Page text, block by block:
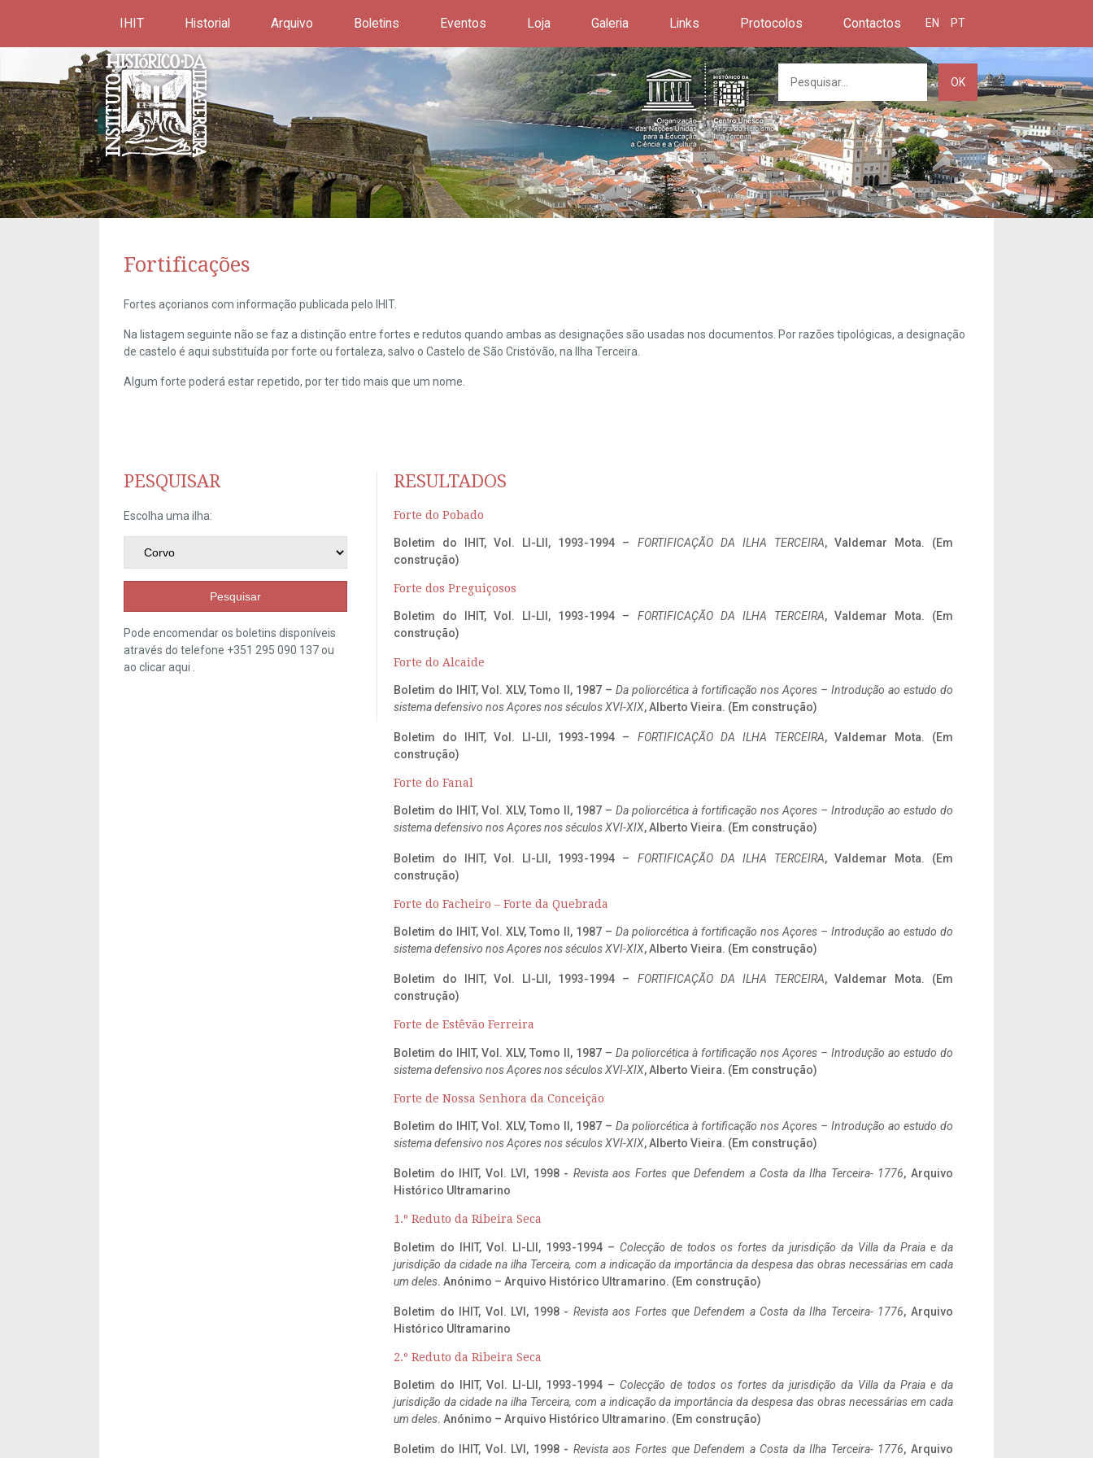
IHIT Historial Arquivo Boletins Eventos Loja Galeria Links Protocolos Contactos EN PT
OK
Fortificações
Fortes açorianos com informação publicada pelo IHIT.
Na listagem seguinte não se faz a distinção entre fortes e redutos quando ambas as designações são usadas nos documentos. Por razões tipológicas, a designação
de castelo é aqui substituída por forte ou fortaleza, salvo o Castelo de São Cristóvão, na Ilha Terceira.
Algum forte poderá estar repetido, por ter tido mais que um nome.
PESQUISAR
Escolha uma ilha:
Pesquisar
Pode encomendar os boletins disponíveis
através do telefone +351 295 090 137 ou
ao clicaraqui
RESULTADOS
Forte do Pobado
Boletim do IHIT, Vol. LI-LII, 1993-1994 – FORTIFICAÇÃO DA ILHA TERCEIRA, Valdemar Mota. (Em
construção)
Forte dos Preguiçosos
Boletim do IHIT, Vol. LI-LII, 1993-1994 – FORTIFICAÇÃO DA ILHA TERCEIRA, Valdemar Mota. (Em
construção)
Forte do Alcaide
Boletim do IHIT, Vol. XLV, Tomo II, 1987 – Da poliorcética à fortificação nos Açores – Introdução ao estudo do
sistema defensivo nos Açores nos séculos XVI-XIX, Alberto Vieira. (Em construção)
Boletim do IHIT, Vol. LI-LII, 1993-1994 – FORTIFICAÇÃO DA ILHA TERCEIRA, Valdemar Mota. (Em
construção)
Forte do Fanal
Boletim do IHIT, Vol. XLV, Tomo II, 1987 – Da poliorcética à fortificação nos Açores – Introdução ao estudo do
sistema defensivo nos Açores nos séculos XVI-XIX, Alberto Vieira. (Em construção)
Boletim do IHIT, Vol. LI-LII, 1993-1994 – FORTIFICAÇÃO DA ILHA TERCEIRA, Valdemar Mota. (Em
construção)
Forte do Facheiro – Forte da Quebrada
Boletim do IHIT, Vol. XLV, Tomo II, 1987 – Da poliorcética à fortificação nos Açores – Introdução ao estudo do
sistema defensivo nos Açores nos séculos XVI-XIX, Alberto Vieira. (Em construção)
Boletim do IHIT, Vol. LI-LII, 1993-1994 – FORTIFICAÇÃO DA ILHA TERCEIRA, Valdemar Mota. (Em
construção)
Forte de Estêvão Ferreira
Boletim do IHIT, Vol. XLV, Tomo II, 1987 – Da poliorcética à fortificação nos Açores – Introdução ao estudo do
sistema defensivo nos Açores nos séculos XVI-XIX, Alberto Vieira. (Em construção)
Forte de Nossa Senhora da Conceição
Boletim do IHIT, Vol. XLV, Tomo II, 1987 – Da poliorcética à fortificação nos Açores – Introdução ao estudo do
sistema defensivo nos Açores nos séculos XVI-XIX, Alberto Vieira. (Em construção)
Boletim do IHIT, Vol. LVI, 1998 - Revista aos Fortes que Defendem a Costa da Ilha Terceira- 1776, Arquivo
Histórico Ultramarino
1.º Reduto da Ribeira Seca
Boletim do IHIT, Vol. LI-LII, 1993-1994 – Colecção de todos os fortes da jurisdição da Villa da Praia e da
jurisdição da cidade na ilha Terceira, com a indicação da importância da despesa das obras necessárias em cada
um deles. Anónimo – Arquivo Histórico Ultramarino. (Em construção)
Boletim do IHIT, Vol. LVI, 1998 - Revista aos Fortes que Defendem a Costa da Ilha Terceira- 1776, Arquivo
Histórico Ultramarino
2.º Reduto da Ribeira Seca
Boletim do IHIT, Vol. LI-LII, 1993-1994 – Colecção de todos os fortes da jurisdição da Villa da Praia e da
jurisdição da cidade na ilha Terceira, com a indicação da importância da despesa das obras necessárias em cada
um deles. Anónimo – Arquivo Histórico Ultramarino. (Em construção)
Boletim do IHIT, Vol. LVI, 1998 - Revista aos Fortes que Defendem a Costa da Ilha Terceira- 1776, Arquivo